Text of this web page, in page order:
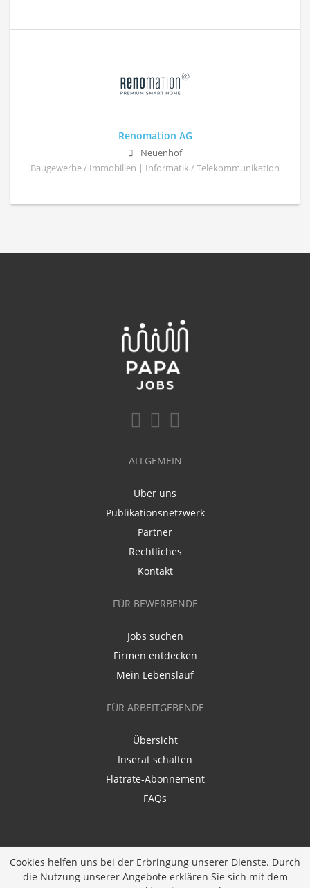
Renomation AG
Neuenhof
Baugewerbe / Immobilien | Informatik / Telekommunikation
ALLGEMEIN
Über uns
Publikationsnetzwerk
Partner
Rechtliches
Kontakt
FÜR BEWERBENDE
Jobs suchen
Firmen entdecken
Mein Lebenslauf
FÜR ARBEITGEBENDE
Übersicht
Inserat schalten
Flatrate-Abonnement
FAQs
Cookies helfen uns bei der Erbringung unserer Dienste. Durch
die Nutzung unserer Angebote erklären Sie sich mit dem